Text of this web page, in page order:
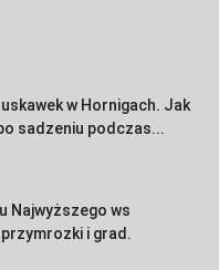
w Hornigach. Jak
sadzeniu podczas...
Najwyższego ws
i grad.